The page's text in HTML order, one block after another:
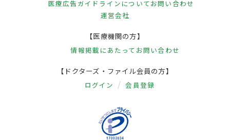
医療広告ガイドラインについてお問い合わせ
運営会社
【医療機関の方】
情報掲載にあたって お問い合わせ
【ドクターズ・ファイル会員の方】
ログイン 会員登録